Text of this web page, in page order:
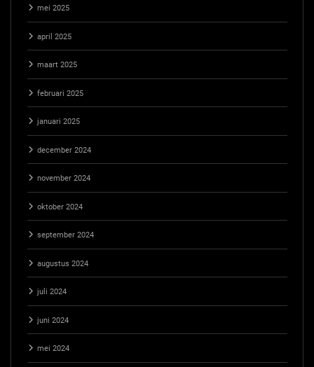
mei 2025
april 2025
maart 2025
februari 2025
januari 2025
december 2024
november 2024
oktober 2024
september 2024
augustus 2024
juli 2024
juni 2024
mei 2024